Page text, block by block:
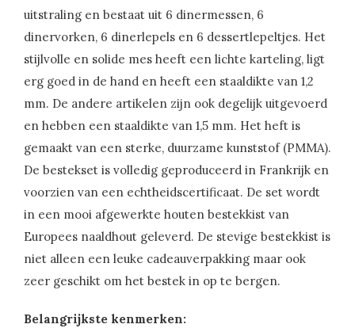
uitstraling en bestaat uit 6 dinermessen, 6
dinervorken, 6 dinerlepels en 6 dessertlepeltjes. Het
stijlvolle en solide mes heeft een lichte karteling, ligt
erg goed in de hand en heeft een staaldikte van 1,2
mm. De andere artikelen zijn ook degelijk uitgevoerd
en hebben een staaldikte van 1,5 mm. Het heft is
gemaakt van een sterke, duurzame kunststof (PMMA).
De bestekset is volledig geproduceerd in Frankrijk en
voorzien van een echtheidscertificaat. De set wordt
in een mooi afgewerkte houten bestekkist van
Europees naaldhout geleverd. De stevige bestekkist is
niet alleen een leuke cadeauverpakking maar ook
zeer geschikt om het bestek in op te bergen.
Belangrijkste kenmerken: